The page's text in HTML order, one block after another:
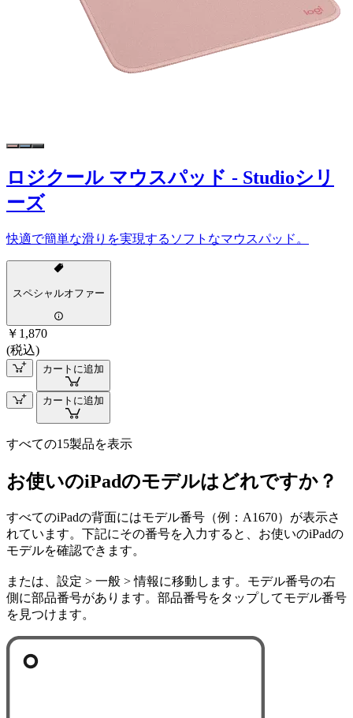
ロジクール マウスパッド - Studioシリ
ーズ
快適で簡単な滑りを実現するソフトなマウスパッド。
スペシャルオファー
￥1,870
(税込)
カートに追加
カートに追加
すべての15製品を表示
お使いのiPadのモデルはどれですか？
すべてのiPadの背面にはモデル番号（例：A1670）が表示さ
れています。下記にその番号を入力すると、お使いのiPadの
モデルを確認できます。
または、設定 > 一般 > 情報に移動します。モデル番号の右
側に部品番号があります。部品番号をタップしてモデル番号
を見つけます。